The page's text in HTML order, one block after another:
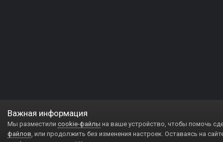
Важная информация
Мы разместили cookie-файлы на ваше устройство, чтобы помочь
файлов, или продолжить без изменения настроек. Оставаясь на